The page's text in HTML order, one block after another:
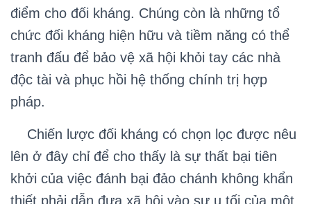
điểm cho đối kháng. Chúng còn là những tổ
chức đối kháng hiện hữu và tiềm năng có thể
tranh đấu để bảo vệ xã hội khỏi tay các nhà
độc tài và phục hồi hệ thống chính trị hợp
pháp.
Chiến lược đối kháng có chọn lọc được nêu
lên ở đây chỉ để cho thấy là sự thất bại tiên
khởi của việc đánh bại đảo chánh không khẩn
thiết phải dẫn đưa xã hội vào sự u tối của một